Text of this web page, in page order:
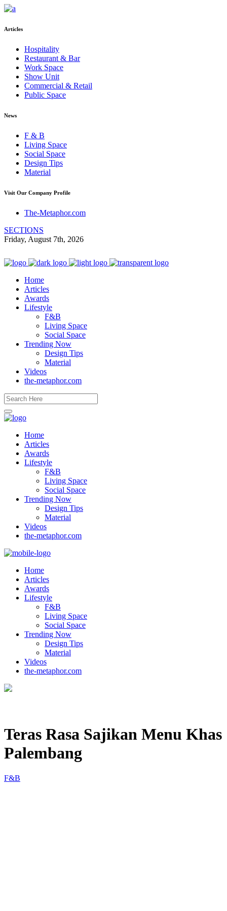
Articles
Hospitality
Restaurant & Bar
Work Space
Show Unit
Commercial & Retail
Public Space
News
F & B
Living Space
Social Space
Design Tips
Material
Visit Our Company Profile
The-Metaphor.com
SECTIONS
Friday, August 7th, 2026
Home
Articles
Awards
Lifestyle
F&B
Living Space
Social Space
Trending Now
Design Tips
Material
Videos
the-metaphor.com
Home
Articles
Awards
Lifestyle
F&B
Living Space
Social Space
Trending Now
Design Tips
Material
Videos
the-metaphor.com
Home
Articles
Awards
Lifestyle
F&B
Living Space
Social Space
Trending Now
Design Tips
Material
Videos
the-metaphor.com
Teras Rasa Sajikan Menu Khas
Palembang
F&B